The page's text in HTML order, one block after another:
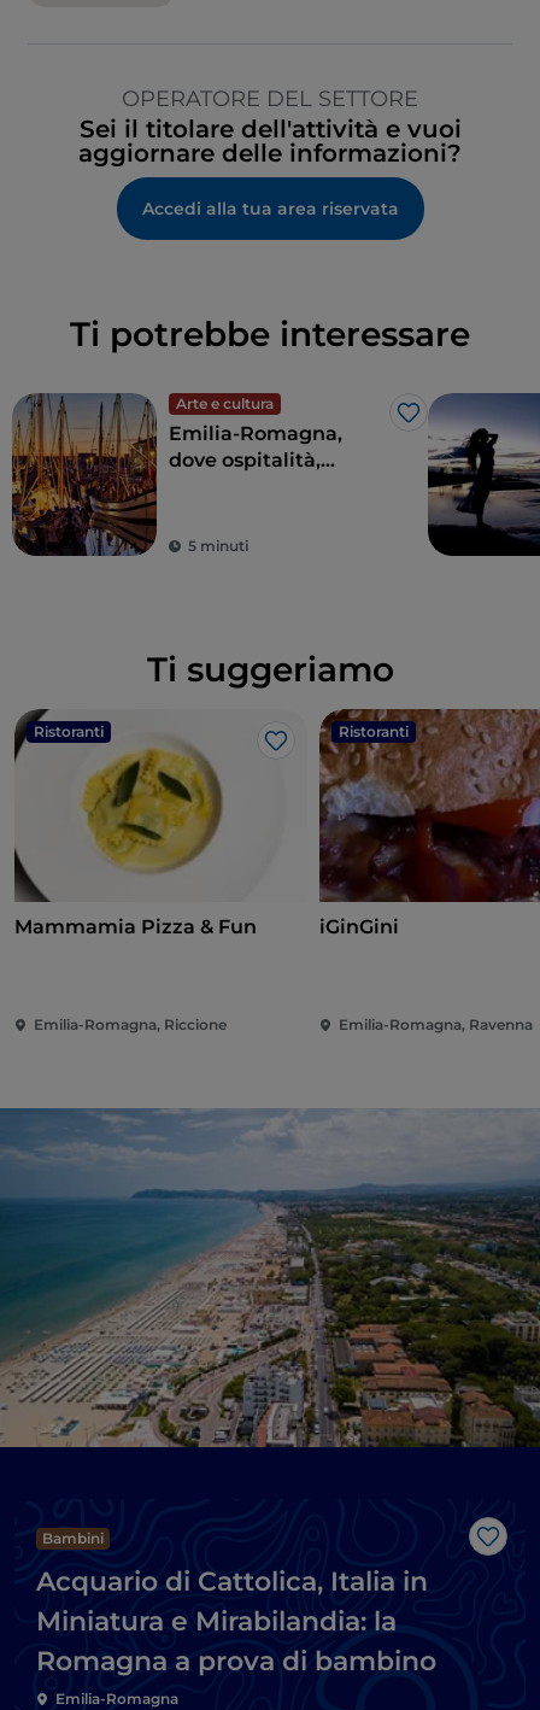
OPERATORE DEL SETTORE
Sei il titolare dell'attività e vuoi
aggiornare delle informazioni?
Accedi alla tua area riservata
Ti potrebbe interessare
Arte e cultura
Like
Emilia-Romagna,
dove ospitalità,
5 minuti
Ti suggeriamo
Ristoranti
Like
Mammamia Pizza & Fun
Emilia-Romagna, Riccione
Ristoranti
iGinGini
Emilia-Romagna, Ravenna
Like
Bambini
Acquario di Cattolica, Italia in
Miniatura e Mirabilandia: la
Romagna a prova di bambino
Emilia-Romagna